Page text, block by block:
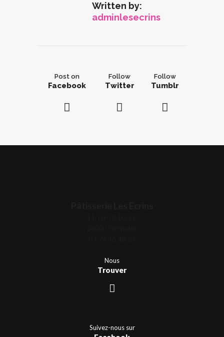
Written by:
adminlesecrins
Post on
Facebook
Follow
Twitter
Follow
Tumblr
Nous
Trouver
Suivez-nous sur